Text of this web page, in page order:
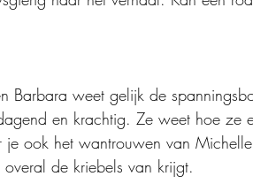
Barbara weet gelijk de
en krachtig. Ze weet hoe ze
ook het wantrouwen van
de kriebels van krijgt.